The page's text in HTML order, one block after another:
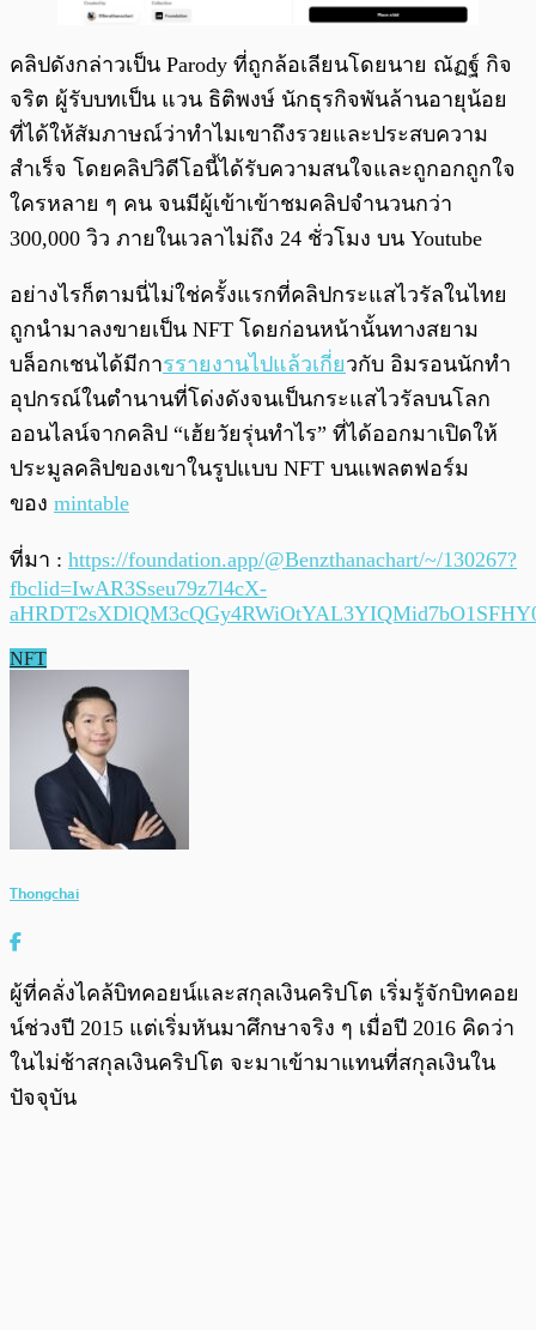
คลิปดังกล่าวเป็น Parody ที่ถูกล้อเลียนโดยนาย ณัฏฐ์ กิจ
จริต ผู้รับบทเป็น แวน ธิติพงษ์ นักธุรกิจพันล้านอายุน้อย
ที่ได้ให้สัมภาษณ์ว่าทำไมเขาถึงรวยและประสบความ
สำเร็จ โดยคลิปวิดีโอนี้ได้รับความสนใจและถูกอกถูกใจ
ใครหลาย ๆ คน จนมีผู้เข้าเข้าชมคลิปจำนวนกว่า
300,000 วิว ภายในเวลาไม่ถึง 24 ชั่วโมง บน Youtube
อย่างไรก็ตามนี่ไม่ใช่ครั้งแรกที่คลิปกระแสไวรัลในไทย
ถูกนำมาลงขายเป็น NFT โดยก่อนหน้านั้นทางสยาม
บล็อกเชนได้มีการรายงานไปแล้วเกี่ยวกับ อิมรอนนักทำ
อุปกรณ์ในตำนานที่โด่งดังจนเป็นกระแสไวรัลบนโลก
ออนไลน์จากคลิป “เฮ้ยวัยรุ่นทำไร” ที่ได้ออกมาเปิดให้
ประมูลคลิปของเขาในรูปแบบ NFT บนแพลตฟอร์ม
ของ mintable
ที่มา : https://foundation.app/@Benzthanachart/~/130267?
fbclid=IwAR3Sseu79z7l4cX-
NFT
Thongchai
ผู้ที่คลั่งไคล้บิทคอยน์และสกุลเงินคริปโต เริ่มรู้จักบิทคอย
น์ช่วงปี 2015 แต่เริ่มหันมาศึกษาจริง ๆ เมื่อปี 2016 คิดว่า
ในไม่ช้าสกุลเงินคริปโต จะมาเข้ามาแทนที่สกุลเงินใน
ปัจจุบัน